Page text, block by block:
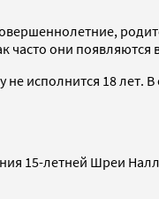
часто они появляются
исполнится 18
15-летней Шреи